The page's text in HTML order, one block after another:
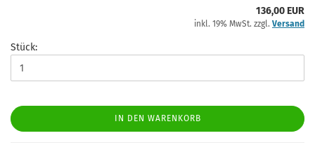
136,00 EUR
inkl. 19% MwSt. zzgl. Versand
Stück:
IN DEN WARENKORB